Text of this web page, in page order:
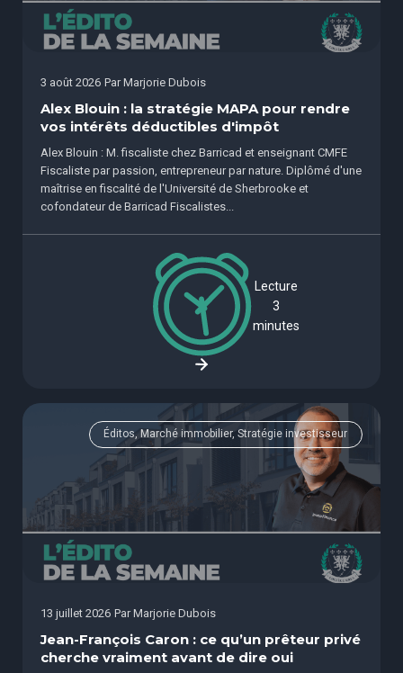
3 août 2026 Par Marjorie Dubois
Alex Blouin : la stratégie MAPA pour rendre
vos intérêts déductibles d'impôt
Alex Blouin : M. fiscaliste chez Barricad et enseignant CMFE
Fiscaliste par passion, entrepreneur par nature. Diplômé d'une
maîtrise en fiscalité de l'Université de Sherbrooke et
cofondateur de Barricad Fiscalistes...
Lecture
3
minutes
Éditos, Marché immobilier, Stratégie investisseur
13 juillet 2026 Par Marjorie Dubois
Jean-François Caron : ce qu’un prêteur privé
cherche vraiment avant de dire oui